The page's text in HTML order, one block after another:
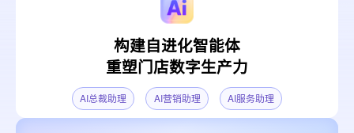
构建自进化智能体
重塑门店数字生产力
AI总裁助理 AI营销助理 AI服务助理